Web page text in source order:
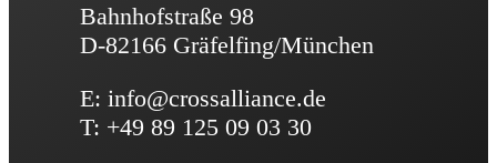
Bahnhofstraße 98
D-82166 Gräfelfing/München
E: info@crossalliance.de
T: +49 89 125 09 03 30